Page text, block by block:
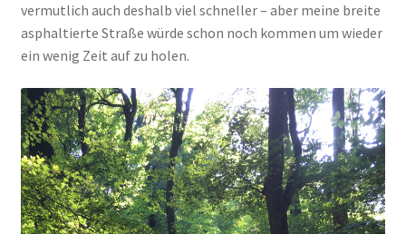
vermutlich auch deshalb viel schneller – aber meine breite
asphaltierte Straße würde schon noch kommen um wieder
ein wenig Zeit auf zu holen.